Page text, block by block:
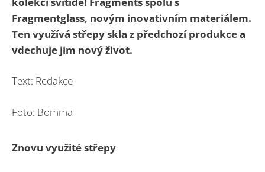
Fragmentglass, novým inovativním materiálem.
Ten využívá střepy skla z předchozí produkce a
vdechuje jim nový život.
Text: Redakce
Foto: Bomma
Znovu využité střepy